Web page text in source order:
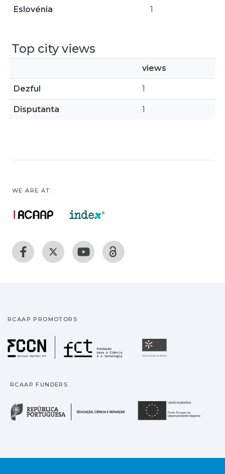
Eslovénia 1
Top city views
views
Dezful 1
Disputanta 1
WE ARE AT:
RCAAP PROMOTORS
Fundação para a
RCAAP FUNDERS
República Portuguesa